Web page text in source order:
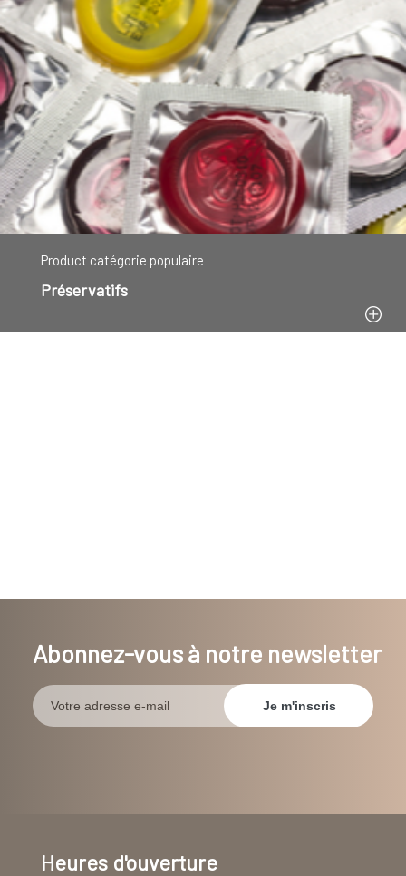
Product catégorie populaire
Préservatifs
Abonnez-vous à notre newsletter
Heures d'ouverture